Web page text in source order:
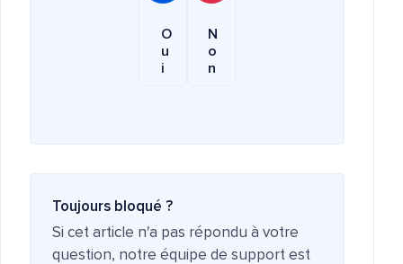
O
u
i
N
o
n
Toujours bloqué ?
Si cet article n'a pas répondu à votre
question, notre équipe de support est